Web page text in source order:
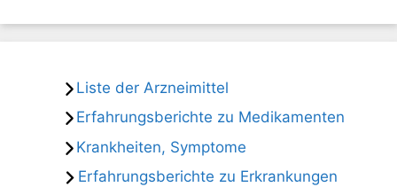
Liste der Arzneimittel
Erfahrungsberichte zu Medikamenten
Krankheiten, Symptome
Erfahrungsberichte zu Erkrankungen